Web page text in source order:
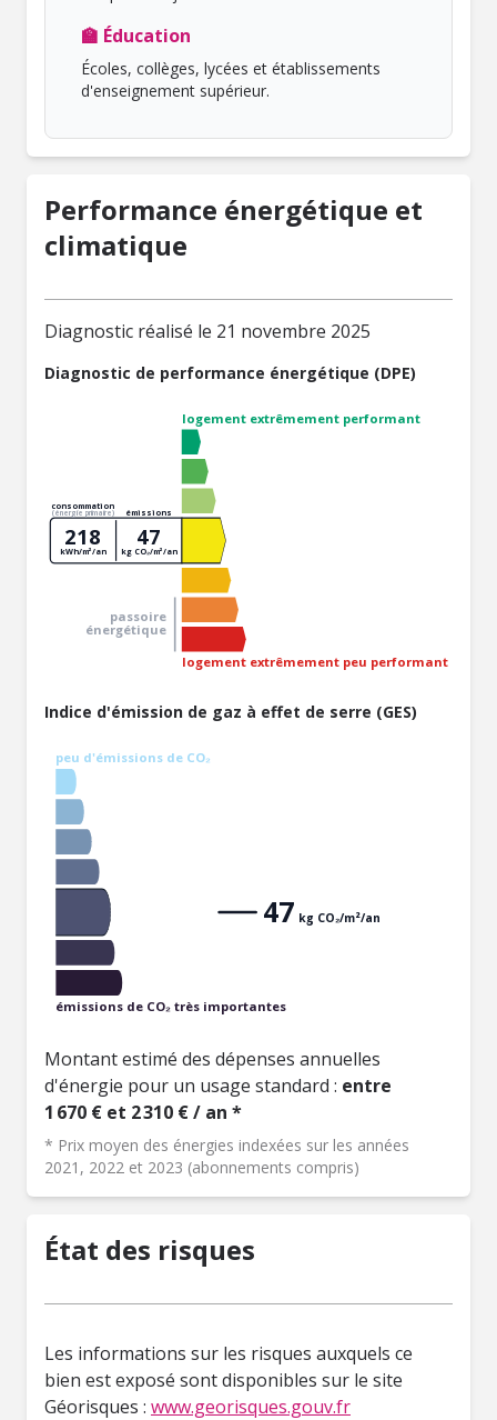
🏫 Éducation
Écoles, collèges, lycées et établissements
d'enseignement supérieur.
Performance énergétique et
climatique
Diagnostic réalisé le 21 novembre 2025
Diagnostic de performance énergétique (DPE)
logement extrêmement performant
logement extrêmement peu performant
passoire
énergétique
consommation
(énergie primaire) émissions
218
kWh/m²/an
47
kg CO₂/m²/an
Indice d'émission de gaz à effet de serre (GES)
peu d'émissions de CO₂
émissions de CO₂ très importantes
47 kg CO₂/m²/an
Montant estimé des dépenses annuelles
d'énergie pour un usage standard : entre
1 670 € et 2 310 € / an *
* Prix moyen des énergies indexées sur les années
2021, 2022 et 2023 (abonnements compris)
État des risques
Les informations sur les risques auxquels ce
bien est exposé sont disponibles sur le site
Géorisques : www.georisques.gouv.fr